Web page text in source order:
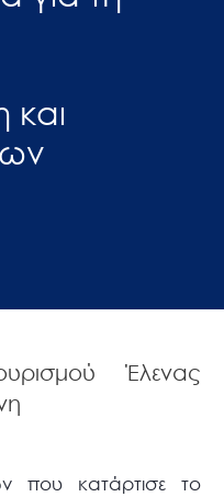
Έλενας
κατάρτισε το